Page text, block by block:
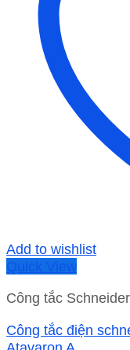
Add to wishlist
Quick View
Công tắc Schneider
Công tắc điện